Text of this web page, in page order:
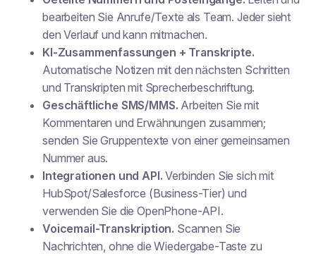
bearbeiten Sie Anrufe/Texte als Team. Jeder sieht
den Verlauf und kann mitmachen.
KI-Zusammenfassungen + Transkripte.
Automatische Notizen mit den nächsten Schritten
und Transkripten mit Sprecherbeschriftung.
Geschäftliche SMS/MMS. Arbeiten Sie mit
Kommentaren und Erwähnungen zusammen;
senden Sie Gruppentexte von einer gemeinsamen
Nummer aus.
Integrationen und API. Verbinden Sie sich mit
HubSpot/Salesforce (Business-Tier) und
verwenden Sie die OpenPhone-API.
Voicemail-Transkription. Scannen Sie
Nachrichten, ohne die Wiedergabe-Taste zu